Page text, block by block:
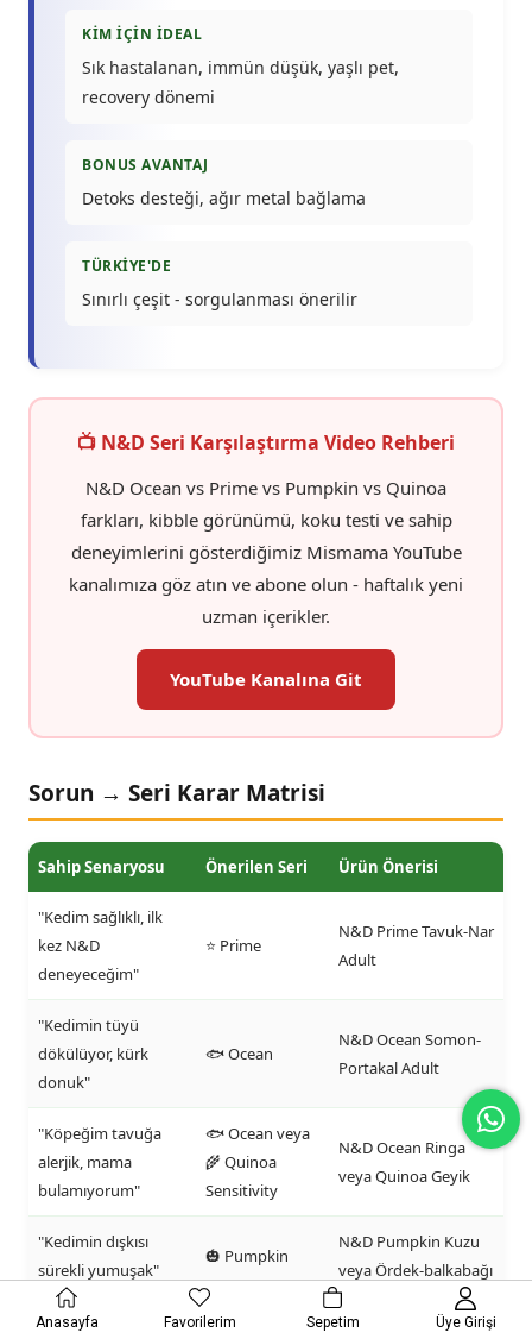
KIM İÇIN İDEAL
Sık hastalanan, immün düşük, yaşlı pet,
recovery dönemi
BONUS AVANTAJ
Detoks desteği, ağır metal bağlama
TÜRKIYE'DE
Sınırlı çeşit - sorgulanması önerilir
📺 N&D Seri Karşılaştırma Video Rehberi
N&D Ocean vs Prime vs Pumpkin vs Quinoa
farkları, kibble görünümü, koku testi ve sahip
deneyimlerini gösterdiğimiz Mismama YouTube
kanalımıza göz atın ve abone olun - haftalık yeni
uzman içerikler.
YouTube Kanalına Git
Sorun → Seri Karar Matrisi
Sahip Senaryosu Önerilen Seri Ürün Önerisi
"Kedim sağlıklı, ilk
kez N&D
deneyeceğim"
⭐ Prime
N&D Prime Tavuk-Nar
Adult
"Kedimin tüyü
dökülüyor, kürk
donuk"
🐟 Ocean
N&D Ocean Somon-
Portakal Adult
"Köpeğim tavuğa
alerjik, mama
bulamıyorum"
🐟 Ocean veya
🌾 Quinoa
Sensitivity
N&D Ocean Ringa
veya Quinoa Geyik
"Kedimin dışkısı
sürekli yumuşak"
🎃 Pumpkin
N&D Pumpkin Kuzu
veya Ördek-balkabağı
"Kedim hairball çok
N&D Pumpkin Tavuk-
Anasayfa Favorilerim Sepetim Üye Girişi